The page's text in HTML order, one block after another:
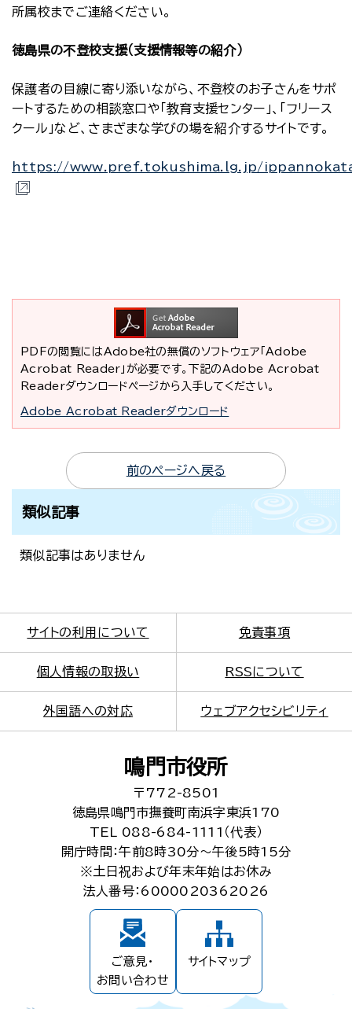
所属校までご連絡ください。
徳島県の不登校支援（支援情報等の紹介）
保護者の目線に寄り添いながら、不登校のお子さんをサポ
ートするための相談窓口や「教育支援センター」、「フリース
クール」など、さまざまな学びの場を紹介するサイトです。
https://www.pref.tokushima.lg.jp/
PDFの閲覧にはAdobe社の無償のソフトウェア「Adobe
Acrobat Reader」が必要です。下記のAdobe Acrobat
Readerダウンロードページから入手してください。
Adobe Acrobat Readerダウンロード
前のページへ戻る
類似記事
類似記事はありません
サイトの利用について 免責事項
個人情報の取扱い RSSについて
外国語への対応 ウェブアクセシビリティ
鳴門市役所
〒772-8501
徳島県鳴門市撫養町南浜字東浜170
TEL 088-684-1111（代表）
開庁時間：午前8時30分～午後5時15分
※土日祝および年末年始はお休み
法人番号：6000020362026
ご意見・
お問い合わせ
サイトマップ